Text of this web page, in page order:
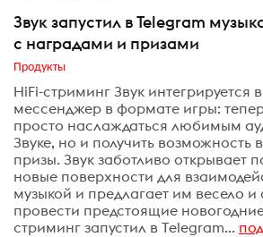
Звук запустил в Telegram
с наградами и призами
Продукты
HiFi-стриминг Звук интегрируется
мессенджер в формате игры:
просто наслаждаться любимым
Звуке, но и получить возможность
призы. Звук заботливо открывает
новые поверхности для
музыкой и предлагает им весело и
провести предстоящие
стриминг запустил в Telegram...